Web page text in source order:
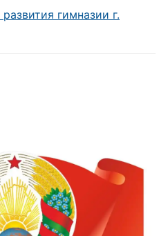
гимназии г.